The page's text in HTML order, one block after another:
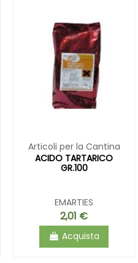
Articoli per la Cantina
ACIDO TARTARICO
GR.100
EMARTIES
2,01 €
Acquista